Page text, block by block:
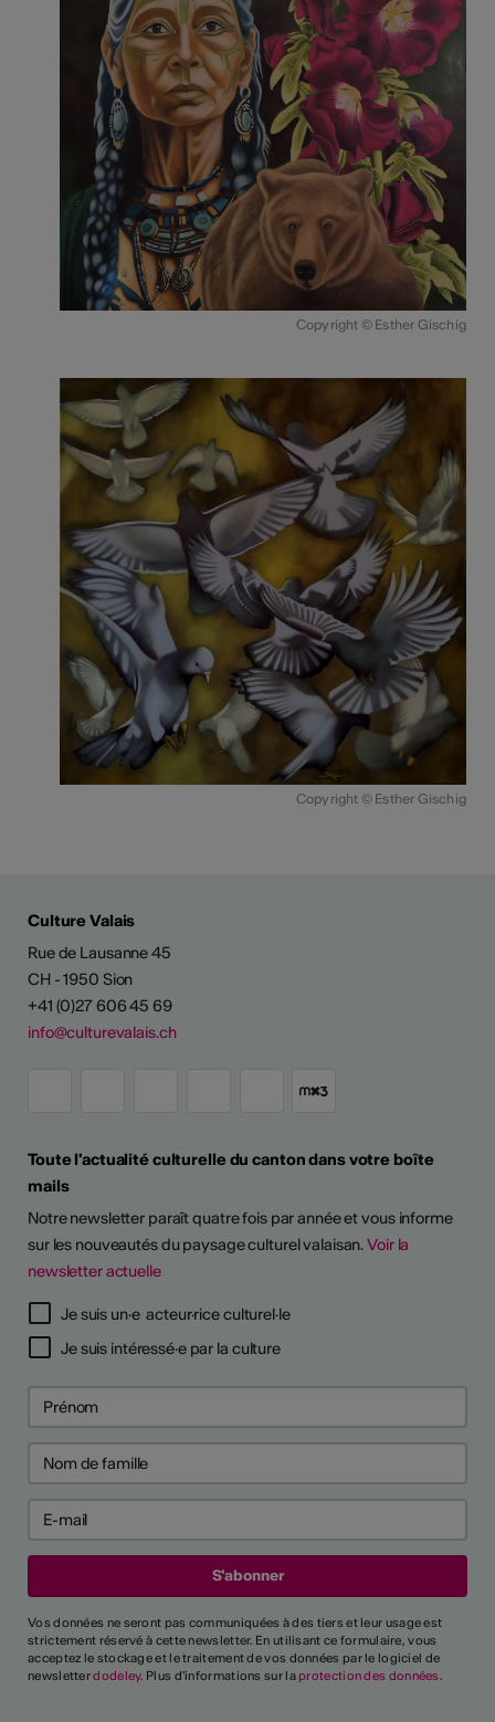
D'ARTISTES
Copyright © Esther Gischig
Copyright © Esther Gischig
Culture Valais
Rue de Lausanne 45
CH - 1950 Sion
+41 (0)27 606 45 69
info@culturevalais.ch
Toute l'actualité culturelle du canton dans votre boîte
mails
Notre newsletter paraît quatre fois par année et vous informe
sur les nouveautés du paysage culturel valaisan.Voir la
newsletter actuelle
Je suis un·e acteur·rice culturel·le
Je suis intéressé·e par la culture
Vos données ne seront pas communiquées à des tiers et leur usage est
strictement réservé à cette newsletter. En utilisant ce formulaire, vous
acceptez le stockage et le traitement de vos données par le logiciel de
newsletterdodeley. Plus d'informations sur la protection des données.